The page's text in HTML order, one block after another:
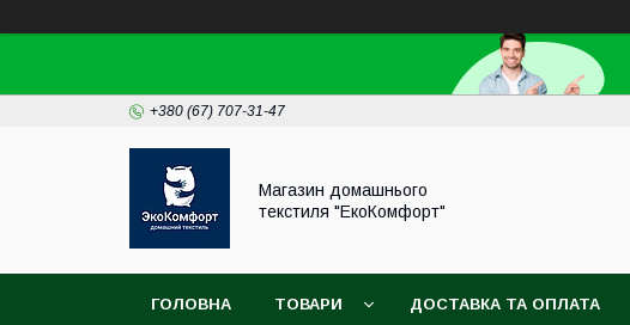
+380 (67) 707-31-47
Магазин домашнього
текстиля "ЕкоКомфорт"
ГОЛОВНА ТОВАРИ ДОСТАВКА ТА ОПЛАТА